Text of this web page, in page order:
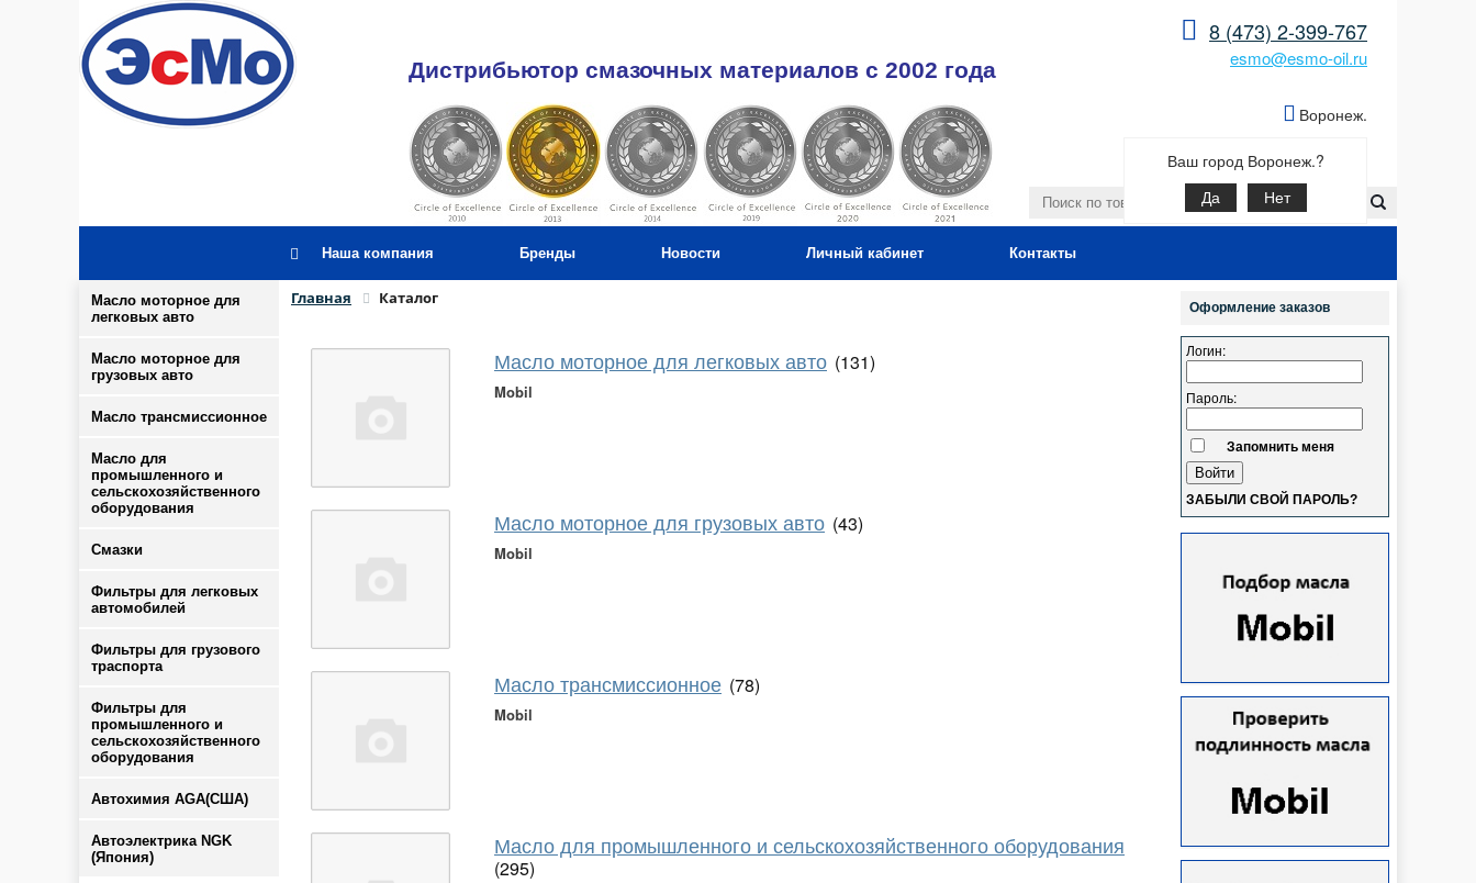
8 (473) 2-399-767
esmo@esmo-oil.ru
Дистрибьютор смазочных материалов c 2002 года
Воронеж.
Ваш город Воронеж.?
Да Нет
Наша компания Бренды Новости Личный кабинет Контакты
Масло моторное для
легковых авто
Масло моторное для
грузовых авто
Масло трансмиссионное
Масло для
промышленного и
сельскохозяйственного
оборудования
Смазки
Фильтры для легковых
автомобилей
Фильтры для грузового
траспорта
Фильтры для
промышленного и
сельскохозяйственного
оборудования
Автохимия AGA(США)
Автоэлектрика NGK
(Япония)
Главная Каталог
Масло моторное для легковых авто (131)
Mobil
Масло моторное для грузовых авто (43)
Mobil
Масло трансмиссионное (78)
Mobil
Масло для промышленного и сельскохозяйственного оборудования
(295)
Оформление заказов
Логин:
Пароль:
Запомнить меня
ЗАБЫЛИ СВОЙ ПАРОЛЬ?